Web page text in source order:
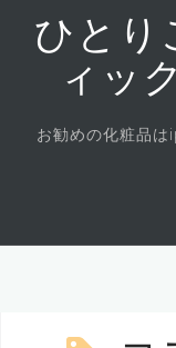
ッ
ひとり
ィッ
お勧めの化粧品